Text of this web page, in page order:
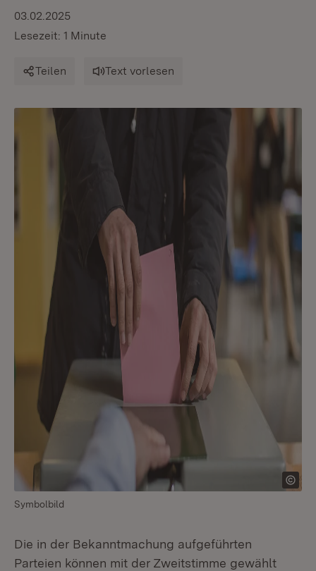
03.02.2025
Lesezeit: 1 Minute
Teilen Text vorlesen
Symbolbild
Die in der Bekanntmachung aufgeführten
Parteien können mit der Zweitstimme gewählt